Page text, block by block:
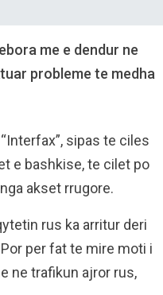
me e dendur ne
probleme te medha
sipas te ciles
e bashkise, te cilet po
akset rrugore.
rus ka arritur deri
per fat te mire moti i
ne trafikun ajror rus,